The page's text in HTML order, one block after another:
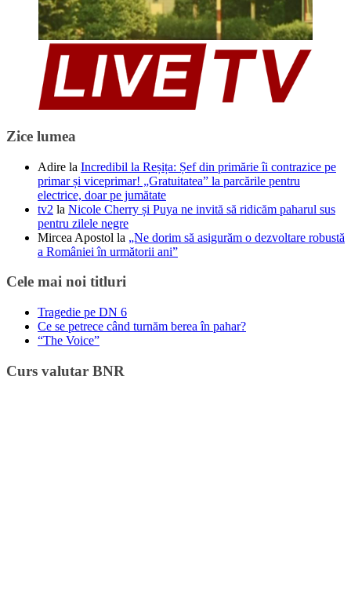
Zice lumea
Adire la Incredibil la Reșița: Șef din primărie îi contrazice pe
primar și viceprimar! „Gratuitatea” la parcările pentru
electrice, doar pe jumătate
tv2 la Nicole Cherry și Puya ne invită să ridicăm paharul sus
pentru zilele negre
Mircea Apostol la „Ne dorim să asigurăm o dezvoltare robustă
a României în următorii ani”
Cele mai noi titluri
Tragedie pe DN 6
Ce se petrece când turnăm berea în pahar?
“The Voice”
Curs valutar BNR